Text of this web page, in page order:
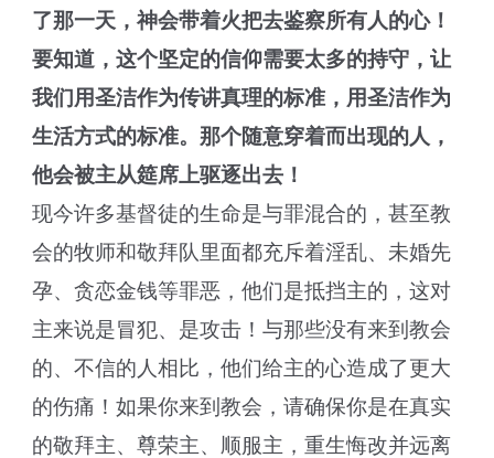
了那一天，神会带着火把去鉴察所有人的心！
要知道，这个坚定的信仰需要太多的持守，让
我们用圣洁作为传讲真理的标准，用圣洁作为
生活方式的标准。那个随意穿着而出现的人，
他会被主从筵席上驱逐出去！
现今许多基督徒的生命是与罪混合的，甚至教
会的牧师和敬拜队里面都充斥着淫乱、未婚先
孕、贪恋金钱等罪恶，他们是抵挡主的，这对
主来说是冒犯、是攻击！与那些没有来到教会
的、不信的人相比，他们给主的心造成了更大
的伤痛！如果你来到教会，请确保你是在真实
的敬拜主、尊荣主、顺服主，重生悔改并远离